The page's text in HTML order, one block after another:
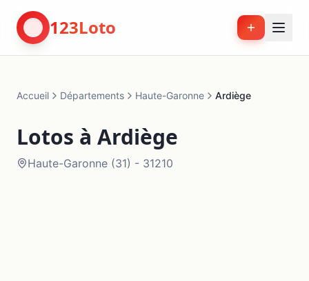
123Loto
Accueil Départements Haute-Garonne Ardiège
Lotos à Ardiège
Haute-Garonne (31) - 31210